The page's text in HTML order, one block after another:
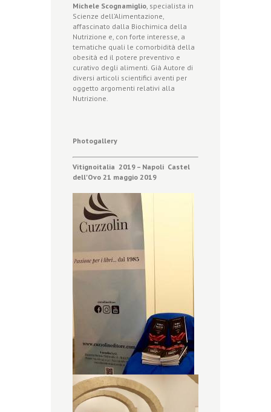
Michele Scognamiglio , specialista in
Scienze dell’Alimentazione,
affascinato dalla Biochimica della
Nutrizione e, con forte interesse, a
tematiche quali le comorbidità della
obesità ed il potere preventivo e
curativo degli alimenti. Già Autore di
diversi articoli scientifici aventi per
oggetto argomenti relativi alla
Nutrizione.
Photogallery
Vitignoitalia 2019 – Napoli Castel
dell'Ovo 21 maggio 2019